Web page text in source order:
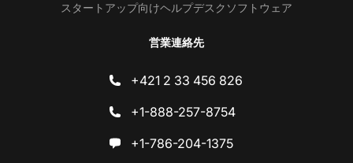
スタートアップ向けヘルプデスクソフトウェア
営業連絡先
+421 2 33 456 826
+1-888-257-8754
+1-786-204-1375